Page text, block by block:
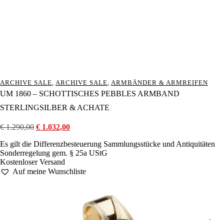
ARCHIVE SALE, ARCHIVE SALE, ARMBÄNDER & ARMREIFEN
UM 1860 – SCHOTTISCHES PEBBLES ARMBAND
STERLINGSILBER & ACHATE
€1.290,00 Ursprünglicher
war:
€ 1.290,00
€ 1.032,00
ist:
€ 1.032,00.
Es gilt die Differenzbesteuerung Sammlungsstücke und Antiquitäten
Sonderregelung gem. § 25a UStG
Kostenloser Versand
Auf meine Wunschliste